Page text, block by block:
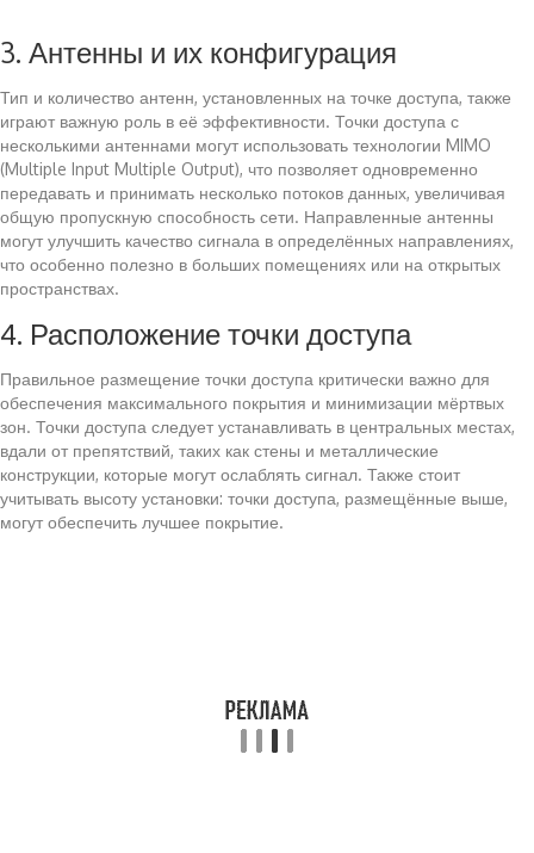
3. Антенны и их конфигурация
Тип и количество антенн, установленных на точке доступа, также
играют важную роль в её эффективности. Точки доступа с
несколькими антеннами могут использовать технологии MIMO
(Multiple Input Multiple Output), что позволяет одновременно
передавать и принимать несколько потоков данных, увеличивая
общую пропускную способность сети. Направленные антенны
могут улучшить качество сигнала в определённых направлениях,
что особенно полезно в больших помещениях или на открытых
пространствах.
4. Расположение точки доступа
Правильное размещение точки доступа критически важно для
обеспечения максимального покрытия и минимизации мёртвых
зон. Точки доступа следует устанавливать в центральных местах,
вдали от препятствий, таких как стены и металлические
конструкции, которые могут ослаблять сигнал. Также стоит
учитывать высоту установки: точки доступа, размещённые выше,
могут обеспечить лучшее покрытие.